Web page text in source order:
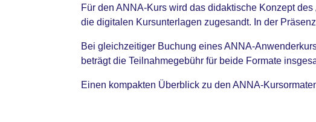
Für den ANNA-Kurs wird das didaktische Konzept
die digitalen Kursunterlagen zugesandt. In der
Bei gleichzeitiger Buchung eines ANNA-
beträgt die Teilnahmegebühr für beide Formate
Einen kompakten Überblick zu den ANNA-